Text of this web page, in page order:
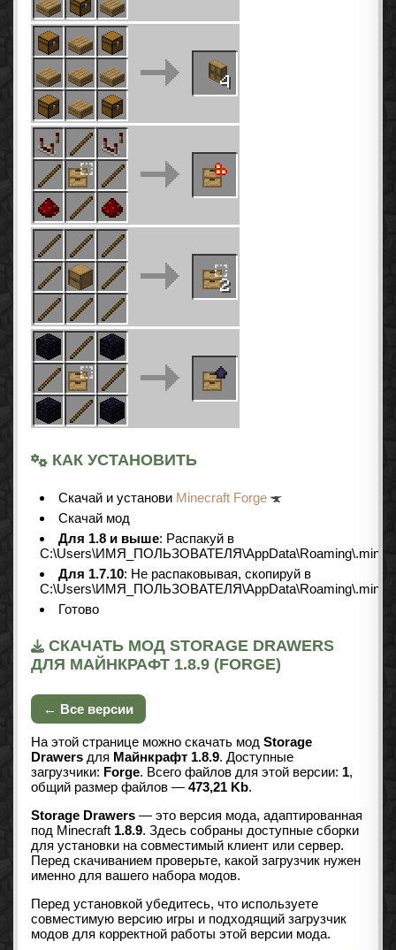
КАК УСТАНОВИТЬ
Скачай и установи Minecraft Forge
Скачай мод
Для 1.8 и выше: Распакуй в
Для 1.7.10: Не распаковывая, скопируй в
Готово
СКАЧАТЬ МОД STORAGE DRAWERS
ДЛЯ МАЙНКРАФТ 1.8.9 (FORGE)
← Все версии
На этой странице можно скачать мод Storage
Drawers для Майнкрафт 1.8.9. Доступные
загрузчики: Forge. Всего файлов для этой версии: 1,
общий размер файлов — 473,21 Kb.
Storage Drawers — это версия мода, адаптированная
под Minecraft 1.8.9. Здесь собраны доступные сборки
для установки на совместимый клиент или сервер.
Перед скачиванием проверьте, какой загрузчик нужен
именно для вашего набора модов.
Перед установкой убедитесь, что используете
совместимую версию игры и подходящий загрузчик
модов для корректной работы этой версии мода.